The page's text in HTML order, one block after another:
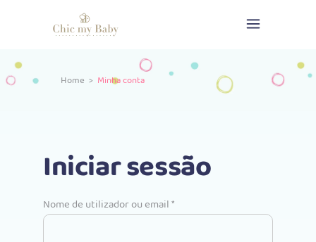
Home > Minha conta
Iniciar sessão
Nome de utilizador ou email*Obrigatório